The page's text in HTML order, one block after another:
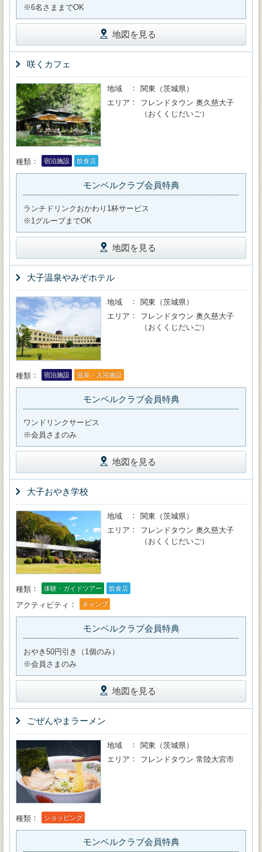
※6名さままでOK
地図を見る
咲くカフェ
地域
関東（茨城県）
エリア
フレンドタウン 奥久慈大子
（おくくじだいご）
種類 宿泊施設 飲食店
モンベルクラブ会員特典
ランチドリンクおかわり1杯サービス
※1グループまでOK
地図を見る
大子温泉やみぞホテル
地域
関東（茨城県）
エリア
フレンドタウン 奥久慈大子
（おくくじだいご）
種類 宿泊施設 温泉・入浴施設
モンベルクラブ会員特典
ワンドリンクサービス
※会員さまのみ
地図を見る
大子おやき学校
地域
関東（茨城県）
エリア
フレンドタウン 奥久慈大子
（おくくじだいご）
種類 体験・ガイドツアー 飲食店
アクティビティ キャンプ
モンベルクラブ会員特典
おやき50円引き（1個のみ）
※会員さまのみ
地図を見る
ごぜんやまラーメン
地域
関東（茨城県）
エリア
フレンドタウン 常陸大宮市
種類 ショッピング
モンベルクラブ会員特典